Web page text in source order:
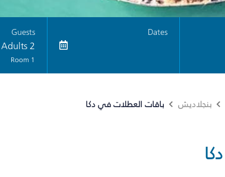
Dates
Guests
2 Adults
1 Room
بنجلاديش باقات العطلات في دكا
دكا